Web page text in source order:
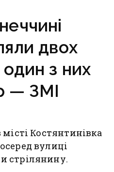
двох
один з них
— ЗМІ
Костянтинівка
вулиці
стрілянину.